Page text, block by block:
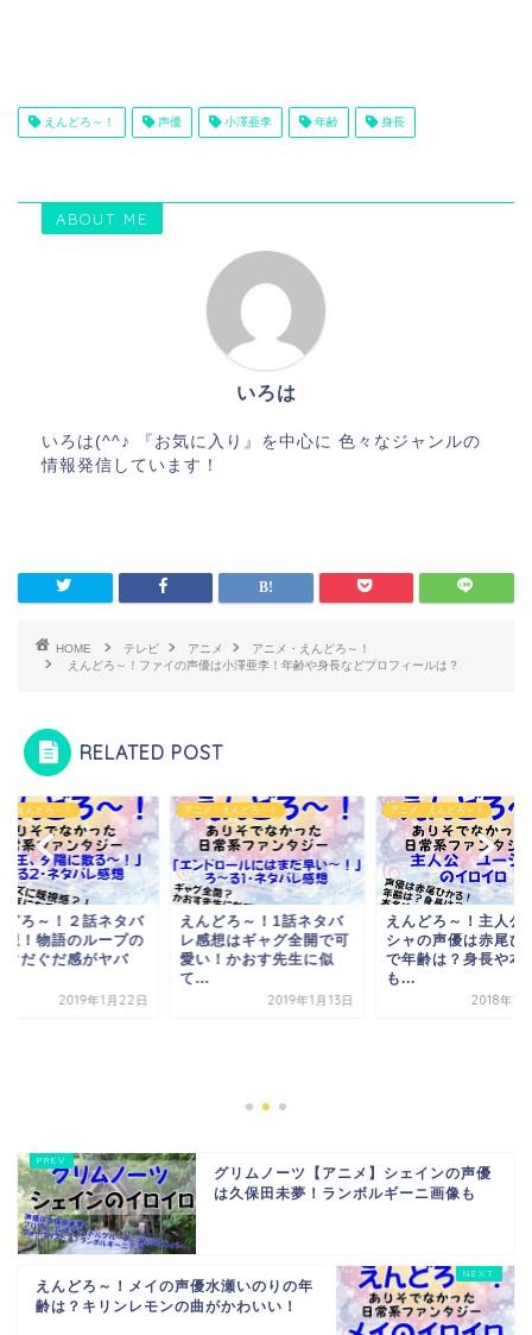
えんどろ～！ 声優 小澤亜李 年齢 身長
ABOUT ME
いろは
いろは(^^♪ 『お気に入り』を中心に 色々なジャンルの
情報発信しています！
HOME テレビ アニメ
アニメ・えんどろ～！
えんどろ～！ファイの声優は小澤亜李！年齢や身長などプロフィールは？
RELATED POST
・えんどろ～！
どろ～！1話ネタバ
想はギャグ全開で可
！かおす先生に似
2019年1月13日
アニメ・えんどろ～！
えんどろ～！主人公ユー
シャの声優は赤尾ひかる
で年齢は？身長や本名
も...
2018年12月5日
アニメ・えんどろ～！
えんどろ～！２話ネ
レ感想！物語のルー
謎とぐだぐだ感がヤ
イ...
グリムノーツ【アニメ】シェインの声優
は久保田未夢！ランボルギーニ画像も
えんどろ～！メイの声優水瀬いのりの年
齢は？キリンレモンの曲がかわいい！